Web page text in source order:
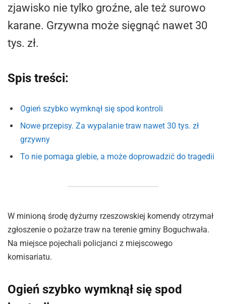
zjawisko nie tylko groźne, ale też surowo
karane. Grzywna może sięgnąć nawet 30
tys. zł.
Spis treści:
Ogień szybko wymknął się spod kontroli
Nowe przepisy. Za wypalanie traw nawet 30 tys. zł
grzywny
To nie pomaga glebie, a może doprowadzić do tragedii
W minioną środę dyżurny rzeszowskiej komendy otrzymał
zgłoszenie o pożarze traw na terenie gminy Boguchwała.
Na miejsce pojechali policjanci z miejscowego
komisariatu.
Ogień szybko wymknął się spod